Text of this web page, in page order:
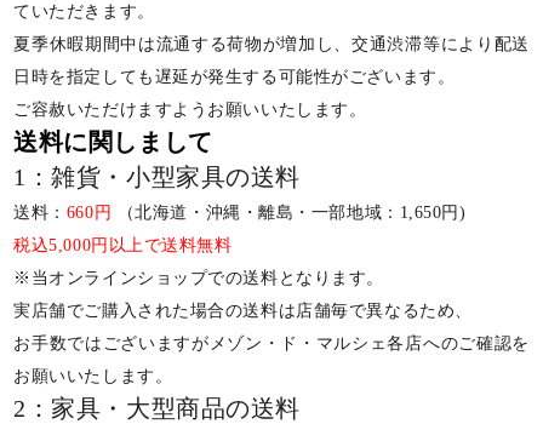
ていただきます。
夏季休暇期間中は流通する荷物が増加し、交通渋滞等により配送
日時を指定しても遅延が発生する可能性がございます。
ご容赦いただけますようお願いいたします。
送料に関しまして
1：雑貨・小型家具の送料
送料： 660円
（北海道・沖縄・離島・一部地域：1,650円)
税込5,000円以上で送料無料
※当オンラインショップでの送料となります。
実店舗でご購入された場合の送料は店舗毎で異なるため、
お手数ではございますがメゾン・ド・マルシェ各店へのご確認を
お願いいたします。
2：家具・大型商品の送料